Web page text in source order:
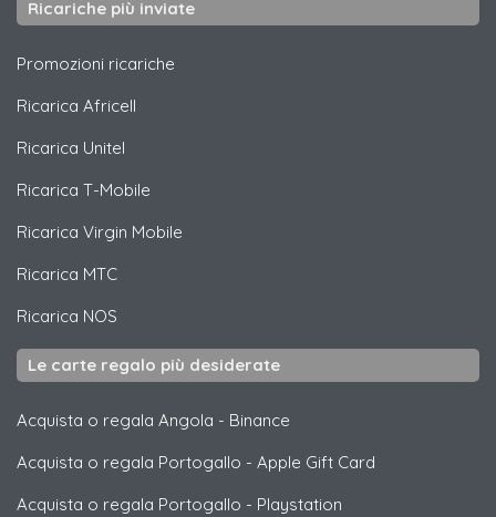
Ricariche più inviate
Promozioni ricariche
Ricarica Africell
Ricarica Unitel
Ricarica T-Mobile
Ricarica Virgin Mobile
Ricarica MTC
Ricarica NOS
Le carte regalo più desiderate
Acquista o regala Angola - Binance
Acquista o regala Portogallo - Apple Gift Card
Acquista o regala Portogallo - Playstation